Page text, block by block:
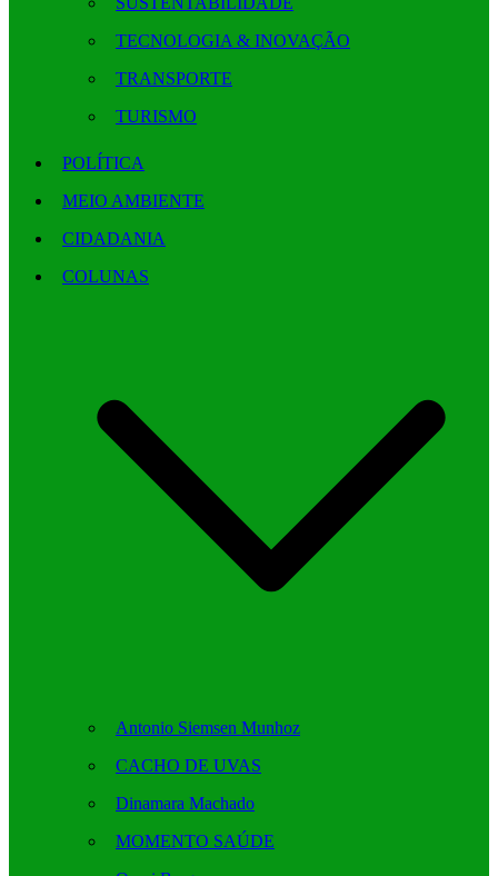
TECNOLOGIA & INOVAÇÃO
TRANSPORTE
TURISMO
POLÍTICA
MEIO AMBIENTE
CIDADANIA
COLUNAS
Antonio Siemsen Munhoz
CACHO DE UVAS
Dinamara Machado
MOMENTO SAÚDE